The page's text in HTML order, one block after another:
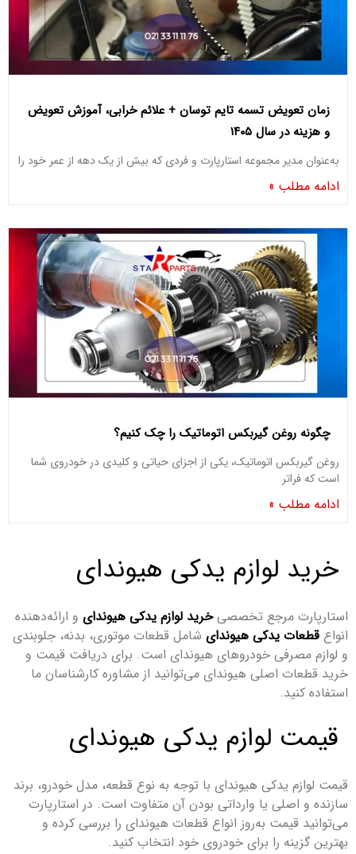
زمان تعویض تسمه تایم توسان + علائم خرابی، آموزش تعویض
و هزینه در سال ۱۴۰۵
به‌عنوان مدیر مجموعه استارپارت و فردی که بیش از یک دهه از عمر خود را
ادامه مطلب »
چگونه روغن گیربکس اتوماتیک را چک کنیم؟
روغن گیربکس اتوماتیک، یکی از اجزای حیاتی و کلیدی در خودروی شما
است که فراتر
ادامه مطلب »
خرید لوازم یدکی هیوندای
استارپارت مرجع تخصصیخرید لوازم یدکی هیوندای و ارائه‌دهنده
انواع قطعات یدکی هیوندای شامل قطعات موتوری، بدنه، جلوبندی
و لوازم مصرفی خودروهای هیوندای است. برای دریافت قیمت و
خرید قطعات اصلی هیوندای می‌توانید از مشاوره کارشناسان ما
استفاده کنید.
قیمت لوازم یدکی هیوندای
قیمت لوازم یدکی هیوندای با توجه به نوع قطعه، مدل خودرو، برند
سازنده و اصلی یا وارداتی بودن آن متفاوت است. در استارپارت
می‌توانید قیمت به‌روز انواع قطعات هیوندای را بررسی کرده و
بهترین گزینه را برای خودروی خود انتخاب کنید.